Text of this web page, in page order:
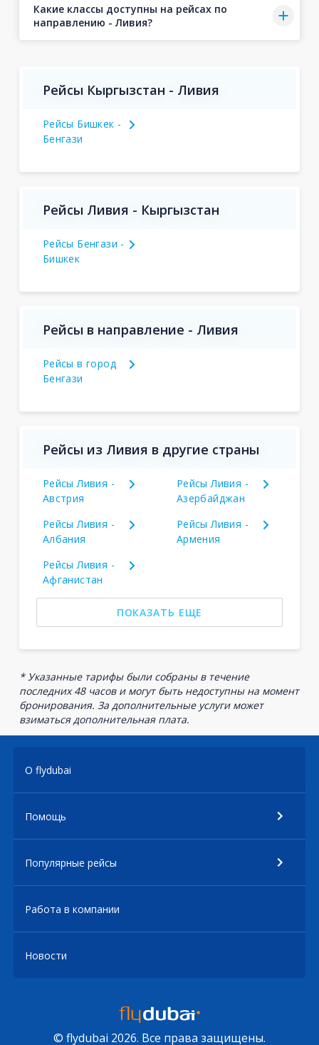
Какие классы доступны на рейсах по
направлению - Ливия?
Рейсы Кыргызстан - Ливия
Рейсы Бишкек -
Бенгази
Рейсы Ливия - Кыргызстан
Рейсы Бенгази -
Бишкек
Рейсы в направление - Ливия
Рейсы в город
Бенгази
Рейсы из Ливия в другие страны
Рейсы Ливия -
Австрия
Рейсы Ливия -
Азербайджан
Рейсы Ливия -
Албания
Рейсы Ливия -
Армения
Рейсы Ливия -
Афганистан
ПОКАЗАТЬ ЕЩЕ
* Указанные тарифы были собраны в течение
последних 48 часов и могут быть недоступны на момент
бронирования. За дополнительные услуги может
взиматься дополнительная плата.
О flydubai
Помощь
Популярные рейсы
Работа в компании
Новости
© flydubai 2026. Все права защищены.